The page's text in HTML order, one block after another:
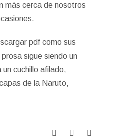
más cerca de nosotros
pdf como sus
sigue siendo un
cuchillo afilado,
de la Naruto,